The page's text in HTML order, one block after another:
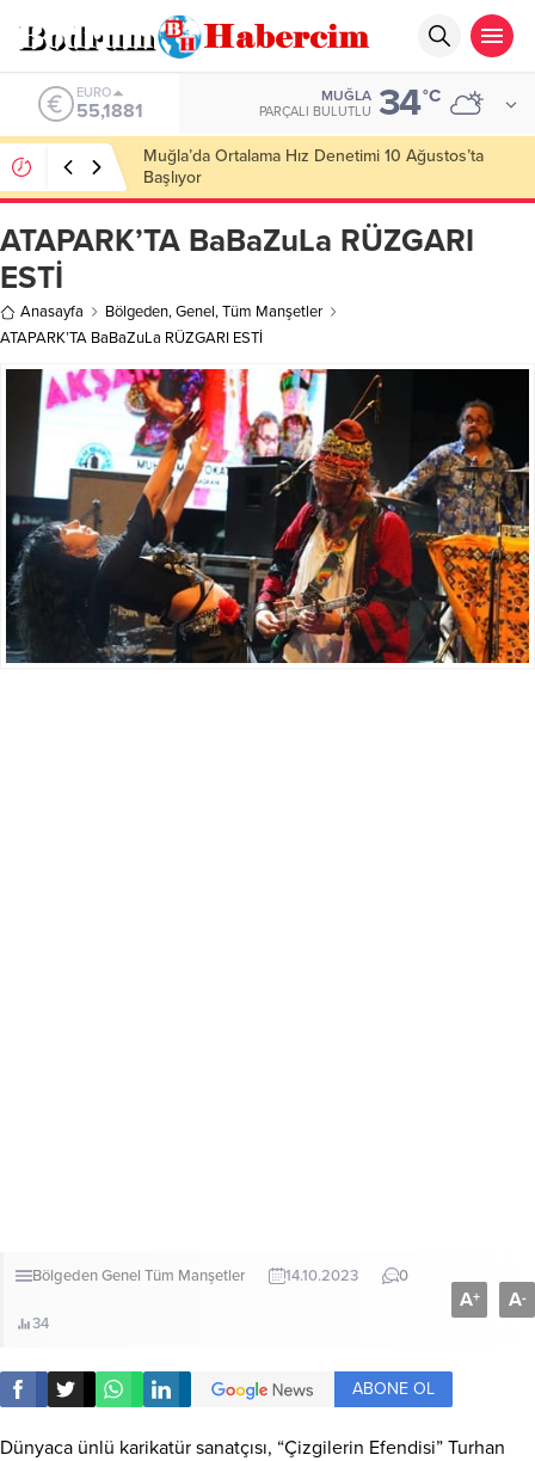
ALTIN
6.660,55
MUĞLA
PARÇALI BULUTLU 34°C
Ankara; “Bodrum’un misyonu, mottosu, vizyonu;
genç oyuncuları parlatıp onlara kariyer
kazandırmak”
ATAPARK’TA BaBaZuLa RÜZGARI
ESTİ
Anasayfa Bölgeden,Genel,Tüm Manşetler
ATAPARK’TA BaBaZuLa RÜZGARI ESTİ
BölgedenGenel Tüm Manşetler 14.10.2023 0
34
A+ A-
ABONE OL
Dünyaca ünlü karikatür sanatçısı, “Çizgilerin Efendisi” Turhan